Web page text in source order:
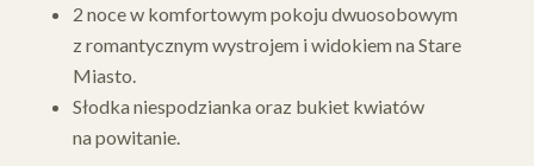
2 noce w komfortowym pokoju dwuosobowym
z romantycznym wystrojem i widokiem na Stare
Miasto.
Słodka niespodzianka oraz bukiet kwiatów
na powitanie.